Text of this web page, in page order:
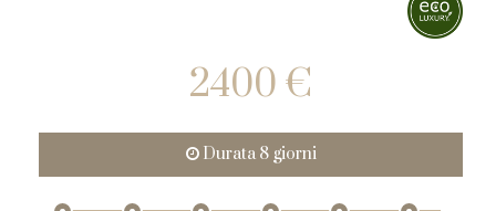
2400 €
Durata 8 giorni